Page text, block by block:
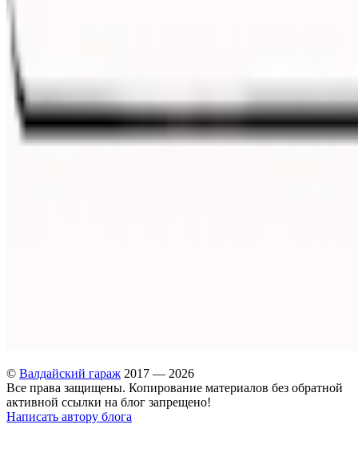
© Валдайский гараж 2017 — 2026
Все права защищены. Копирование материалов без обратной
активной ссылки на блог запрещено!
Написать автору блога